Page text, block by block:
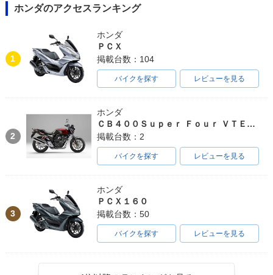
ホンダのアクセスランキング
1
ホンダ
ＰＣＸ
掲載台数：104
バイクを探す レビューを見る
2
ホンダ
ＣＢ４００Ｓｕｐｅｒ Ｆｏｕｒ ＶＴＥＣ ＳＰＥＣ３
掲載台数：2
バイクを探す レビューを見る
3
ホンダ
ＰＣＸ１６０
掲載台数：50
バイクを探す レビューを見る